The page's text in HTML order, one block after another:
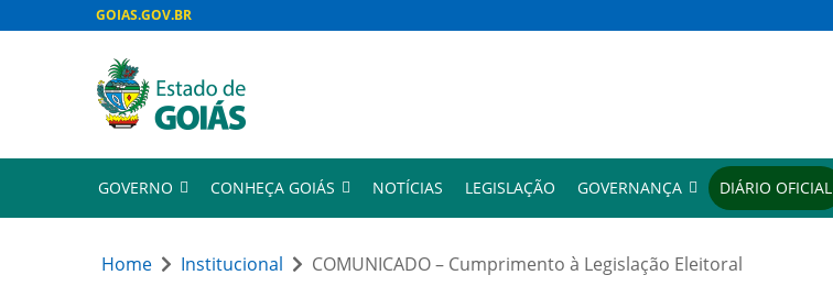
GOIAS.GOV.BR
GOVERNO CONHEÇA GOIÁS NOTÍCIAS LEGISLAÇÃO GOVERNANÇA DIÁRIO OFICIAL
Home Institucional COMUNICADO – Cumprimento à Legislação Eleitoral